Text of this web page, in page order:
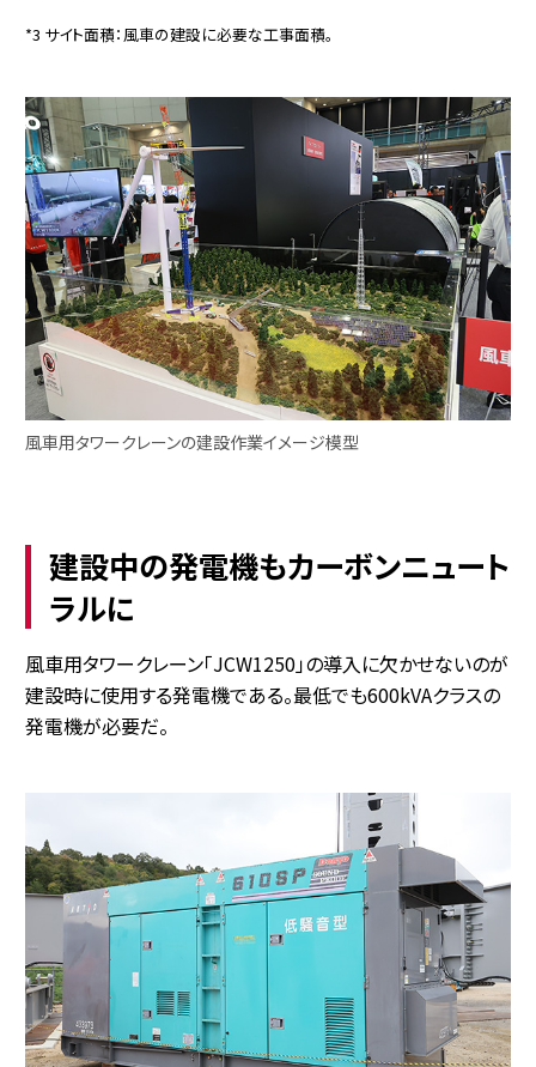
*3 サイト面積：風車の建設に必要な工事面積。
風車用タワークレーンの建設作業イメージ模型
建設中の発電機もカーボンニュート
ラルに
風車用タワークレーン「JCW1250」の導入に欠かせないのが
建設時に使用する発電機である。最低でも600kVAクラスの
発電機が必要だ。